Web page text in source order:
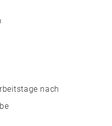
nach